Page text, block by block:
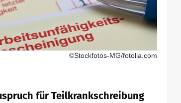
©Stockfotos-MG/fotolia.com
für Teilkrankschreibung